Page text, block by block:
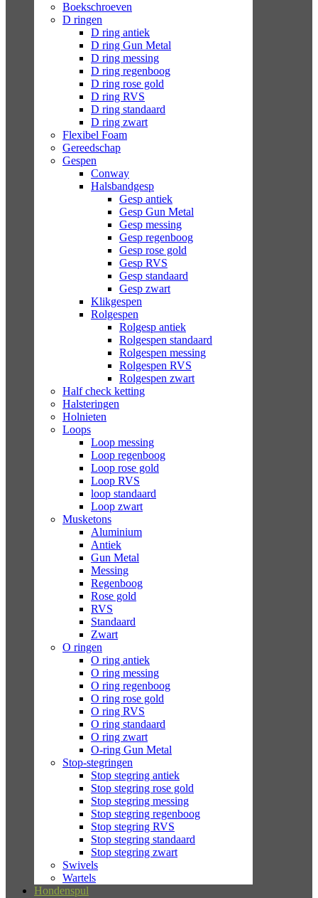
Boekschroeven
D ringen
D ring antiek
D ring Gun Metal
D ring messing
D ring regenboog
D ring rose gold
D ring RVS
D ring standaard
D ring zwart
Flexibel Foam
Gereedschap
Gespen
Conway
Halsbandgesp
Gesp antiek
Gesp Gun Metal
Gesp messing
Gesp regenboog
Gesp rose gold
Gesp RVS
Gesp standaard
Gesp zwart
Klikgespen
Rolgespen
Rolgesp antiek
Rolgespen standaard
Rolgespen messing
Rolgespen RVS
Rolgespen zwart
Half check ketting
Halsteringen
Holnieten
Loops
Loop messing
Loop regenboog
Loop rose gold
Loop RVS
loop standaard
Loop zwart
Musketons
Aluminium
Antiek
Gun Metal
Messing
Regenboog
Rose gold
RVS
Standaard
Zwart
O ringen
O ring antiek
O ring messing
O ring regenboog
O ring rose gold
O ring RVS
O ring standaard
O ring zwart
O-ring Gun Metal
Stop-stegringen
Stop stegring antiek
Stop stegring rose gold
Stop stegring messing
Stop stegring regenboog
Stop stegring RVS
Stop stegring standaard
Stop stegring zwart
Swivels
Wartels
Hondenspul